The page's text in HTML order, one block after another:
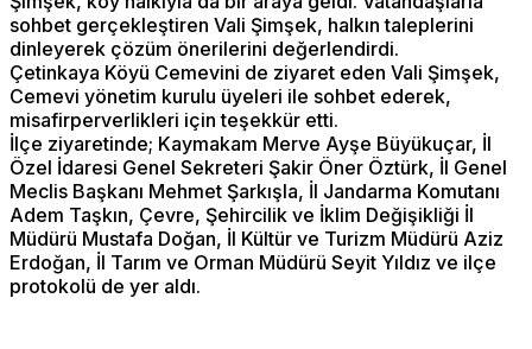
sohbet gerçekleştiren Vali Şimşek, halkın taleplerini
dinleyerek çözüm önerilerini değerlendirdi.
Çetinkaya Köyü Cemevini de ziyaret eden Vali Şimşek,
Cemevi yönetim kurulu üyeleri ile sohbet ederek,
misafirperverlikleri için teşekkür etti.
İlçe ziyaretinde; Kaymakam Merve Ayşe Büyükuçar, İl
Özel İdaresi Genel Sekreteri Şakir Öner Öztürk, İl Genel
Meclis Başkanı Mehmet Şarkışla, İl Jandarma Komutanı
Adem Taşkın, Çevre, Şehircilik ve İklim Değişikliği İl
Müdürü Mustafa Doğan, İl Kültür ve Turizm Müdürü Aziz
Erdoğan, İl Tarım ve Orman Müdürü Seyit Yıldız ve ilçe
protokolü de yer aldı.